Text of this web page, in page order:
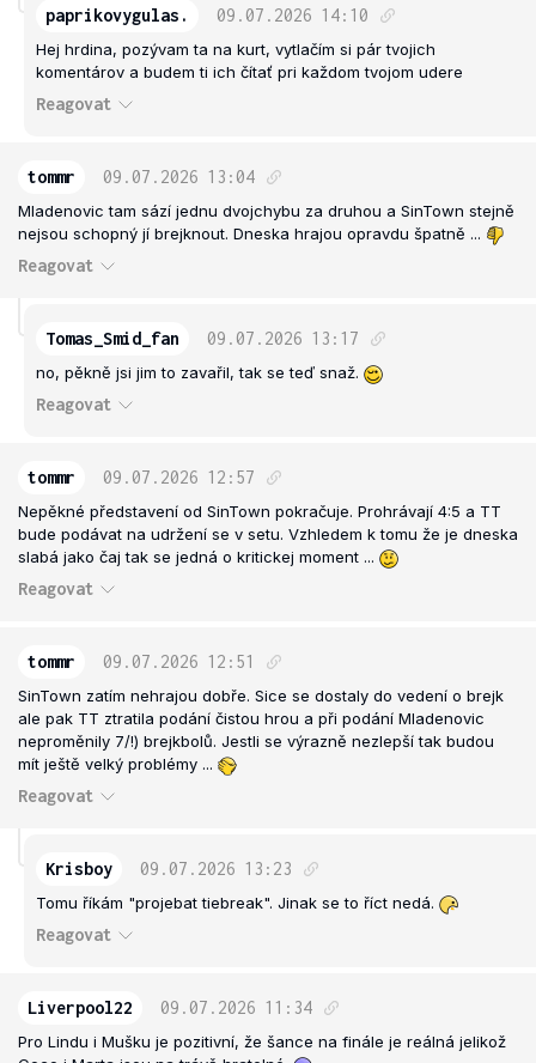
paprikovygulas. 09.07.2026 14:10
Hej hrdina, pozývam ta na kurt, vytlačím si pár tvojich
komentárov a budem ti ich čítať pri každom tvojom udere
Reagovat
tommr 09.07.2026 13:04
Mladenovic tam sází jednu dvojchybu za druhou a SinTown stejně
nejsou schopný jí brejknout. Dneska hrajou opravdu špatně ...
Reagovat
Tomas_Smid_fan 09.07.2026 13:17
no, pěkně jsi jim to zavařil, tak se teď snaž.
Reagovat
tommr 09.07.2026 12:57
Nepěkné představení od SinTown pokračuje. Prohrávají 4:5 a TT
bude podávat na udržení se v setu. Vzhledem k tomu že je dneska
slabá jako čaj tak se jedná o kritickej moment ...
Reagovat
tommr 09.07.2026 12:51
SinTown zatím nehrajou dobře. Sice se dostaly do vedení o brejk
ale pak TT ztratila podání čistou hrou a při podání Mladenovic
neproměnily 7/!) brejkbolů. Jestli se výrazně nezlepší tak budou
mít ještě velký problémy ...
Reagovat
Krisboy 09.07.2026 13:23
Tomu říkám "projebat tiebreak". Jinak se to říct nedá.
Reagovat
Liverpool22 09.07.2026 11:34
Pro Lindu i Mušku je pozitivní, že šance na finále je reálná jelikož